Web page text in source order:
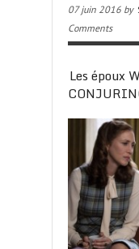
07 juin 2016 by
Comments
Les époux